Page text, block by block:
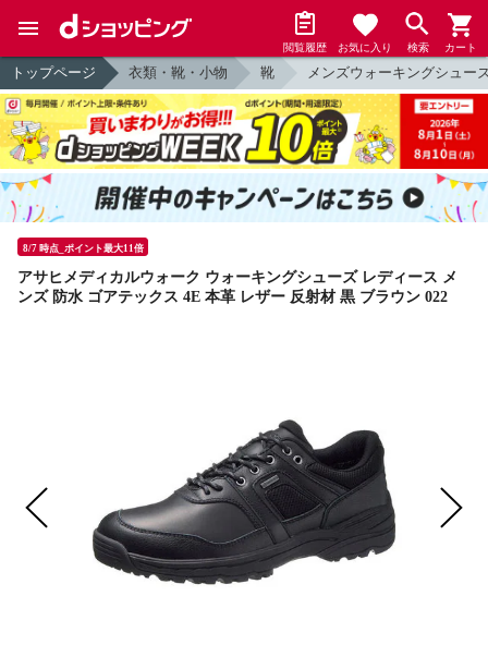
閲覧履歴 お気に入り 検索 カート
トップページ 衣類・靴・小物 靴 メンズウォーキングシュー
8/7 時点_ポイント最大11倍
アサヒメディカルウォーク ウォーキングシューズ レディース メ
ンズ 防水 ゴアテックス 4E 本革 レザー 反射材 黒 ブラウン 022